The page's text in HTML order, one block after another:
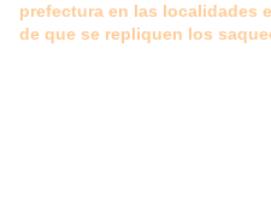
prefectura en las localidades
de que se repliquen los